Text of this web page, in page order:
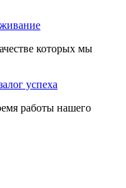
которых мы
успеха
работы нашего